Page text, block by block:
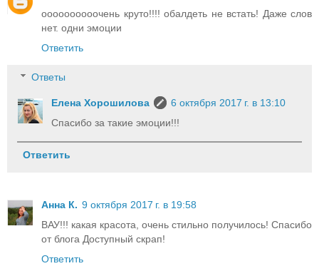
оооооооооочень круто!!!! обалдеть не встать! Даже слов
нет. одни эмоции
Ответить
Ответы
Елена Хорошилова
6 октября 2017 г. в 13:10
Спасибо за такие эмоции!!!
Ответить
Анна К. 9 октября 2017 г. в 19:58
ВАУ!!! какая красота, очень стильно получилось! Спасибо
от блога Доступный скрап!
Ответить